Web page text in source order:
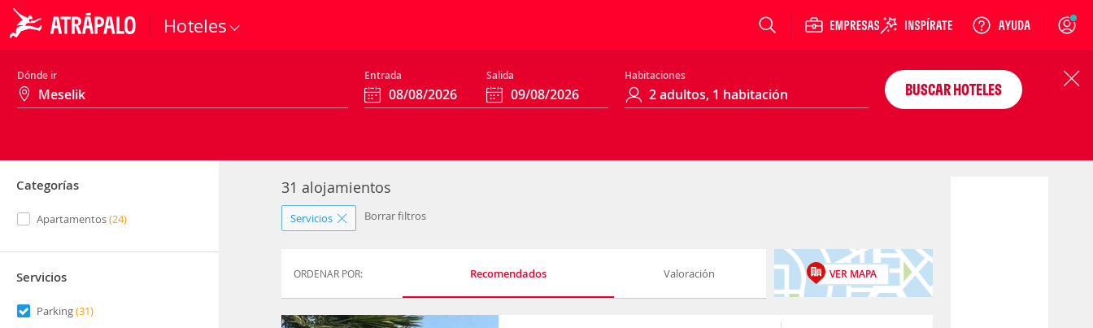
Hoteles Login
Dónde ir Entrada Salida Habitaciones
BUSCAR HOTELES
Categorías
Apartamentos(24)
Servicios
Parking(31)
31 alojamientos
Servicios Borrar filtros
ORDENAR POR: Recomendados Valoración VER MAPA